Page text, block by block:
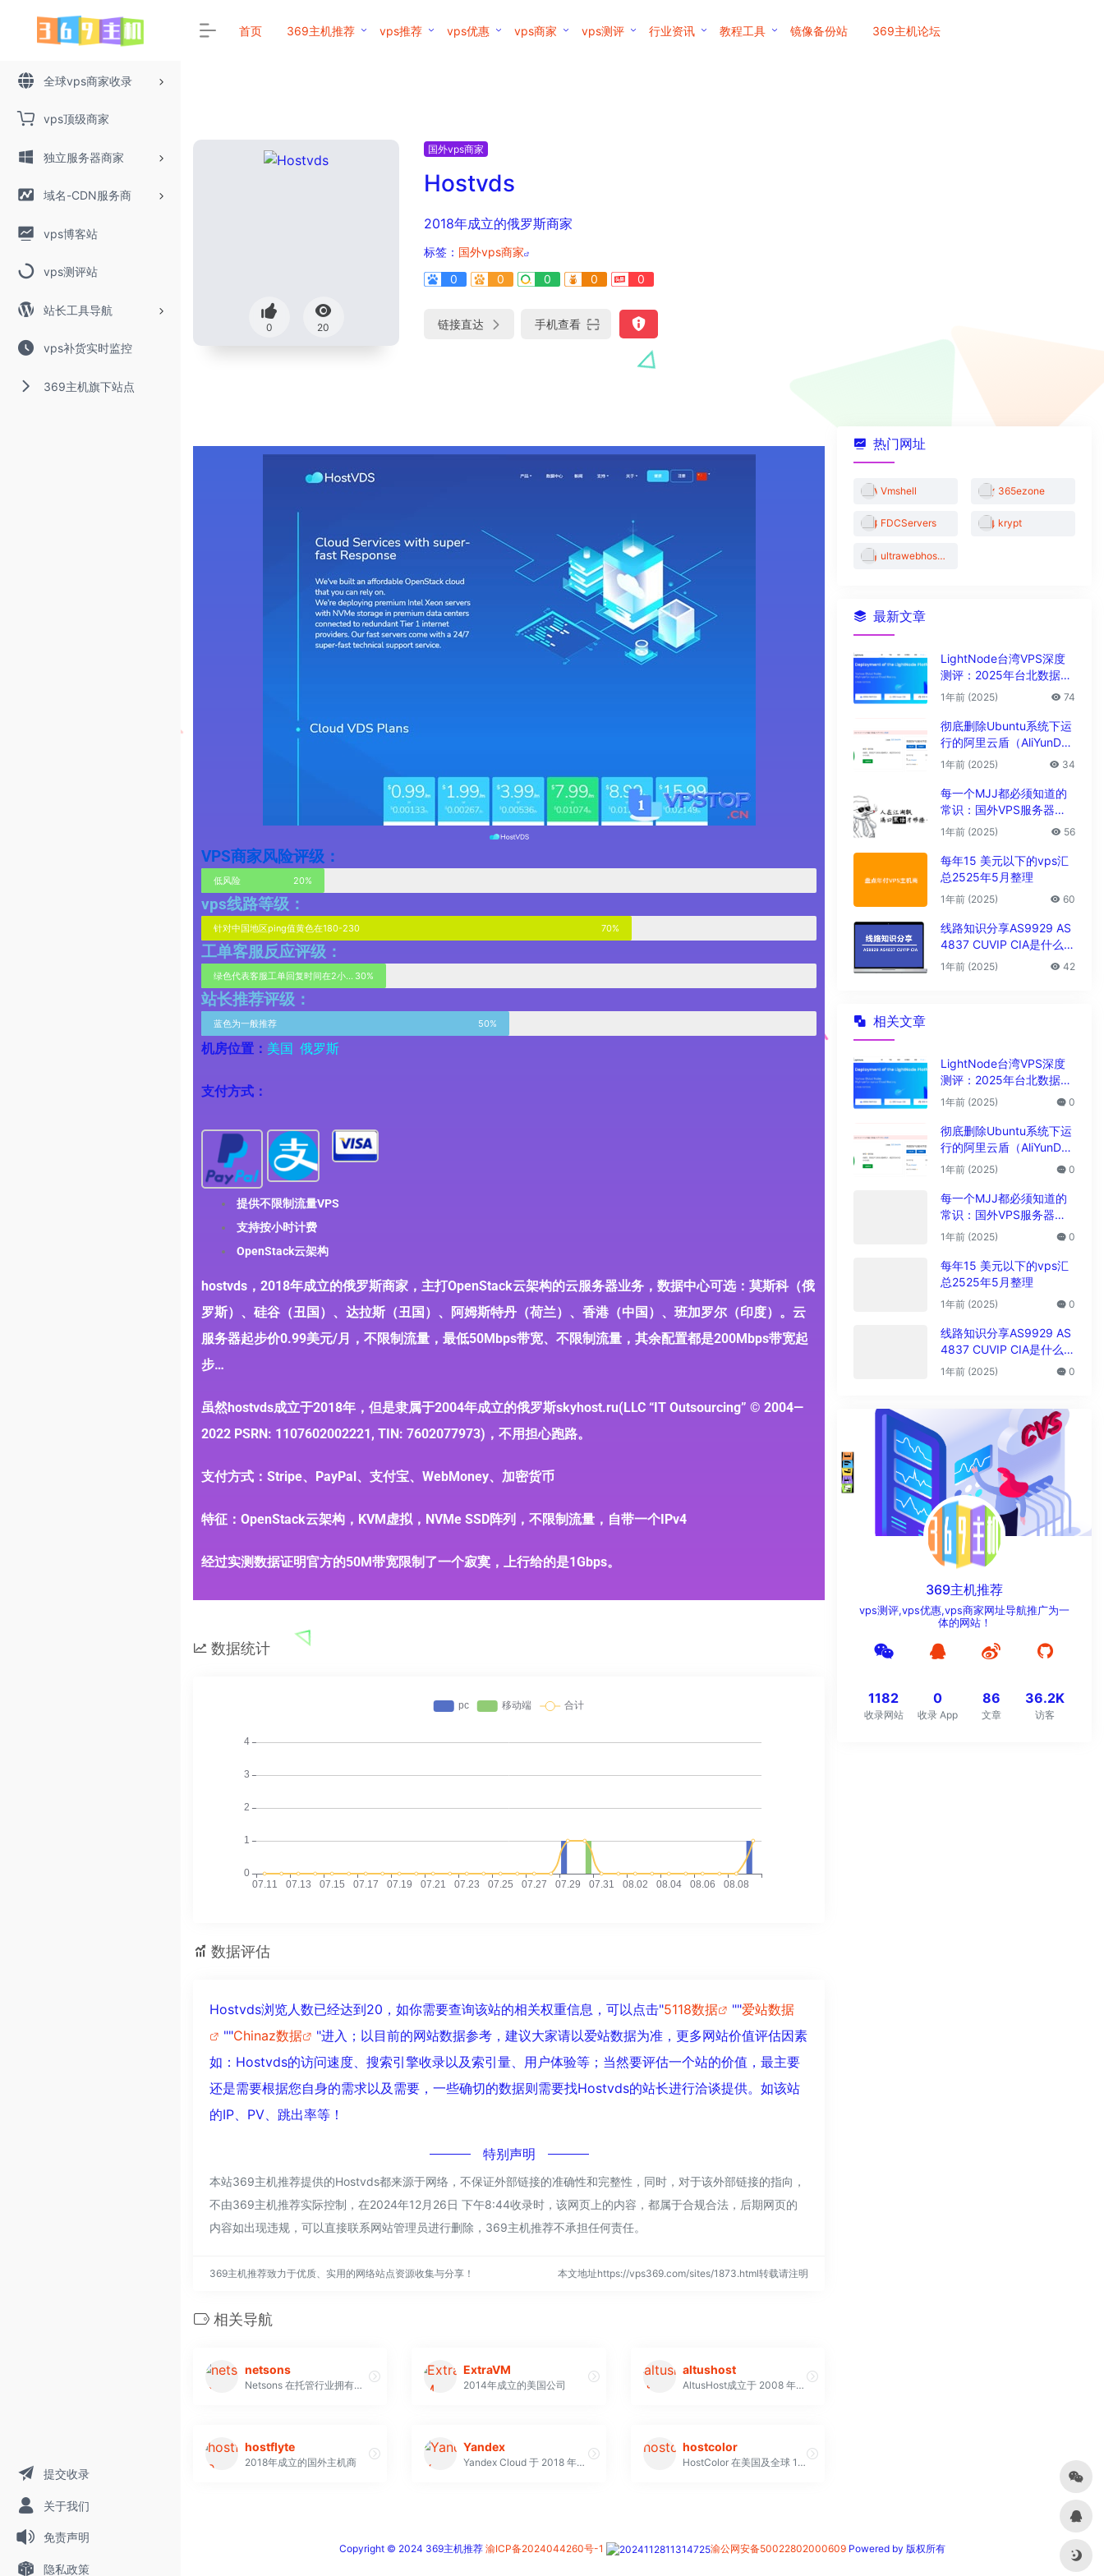
全球vps商家收录
vps顶级商家
独立服务器商家
域名-CDN服务商
vps博客站
vps测评站
站长工具导航
vps补货实时监控
369主机旗下站点
提交收录
关于我们
免责声明
隐私政策
首页 369主机推荐 vps推荐 vps优惠 vps商家 vps测评 行业资讯 教程工具 镜像备份站 369主机论坛
0 20
国外vps商家
Hostvds
2018年成立的俄罗斯商家
标签： 国外vps商家
0
0 0 0 0
链接直达 手机查看
VPS商家风险评级：
低风险 20%
vps线路等级：
针对中国地区ping值黄色在180-230 70%
工单客服反应评级：
绿色代表客服工单回复时间在2小时内 30%
站长推荐评级：
蓝色为一般推荐 50%
机房位置： 美国 俄罗斯
支付方式：
提供不限制流量VPS
支持按小时计费
OpenStack云架构
hostvds，2018年成立的俄罗斯商家，主打OpenStack云架构的云服务器业务，数据中心可选：莫斯科（俄
罗斯）、硅谷（丑国）、达拉斯（丑国）、阿姆斯特丹（荷兰）、香港（中国）、班加罗尔（印度）。云
服务器起步价0.99美元/月，不限制流量，最低50Mbps带宽、不限制流量，其余配置都是200Mbps带宽起
步…
虽然hostvds成立于2018年，但是隶属于2004年成立的俄罗斯skyhost.ru(LLC “IT Outsourcing” © 2004—
2022 PSRN: 1107602002221, TIN: 7602077973)，不用担心跑路。
支付方式：Stripe、PayPal、支付宝、WebMoney、加密货币
特征：OpenStack云架构，KVM虚拟，NVMe SSD阵列，不限制流量，自带一个IPv4
经过实测数据证明官方的50M带宽限制了一个寂寞，上行给的是1Gbps。
数据统计
数据评估
Hostvds浏览人数已经达到20，如你需要查询该站的相关权重信息，可以点击"5118数据 ""爱站数据
""Chinaz数据
"进入；以目前的网站数据参考，建议大家请以爱站数据为准，更多网站价值评估因素
如：Hostvds的访问速度、搜索引擎收录以及索引量、用户体验等；当然要评估一个站的价值，最主要
还是需要根据您自身的需求以及需要，一些确切的数据则需要找Hostvds的站长进行洽谈提供。如该站
的IP、PV、跳出率等！
特别声明
本站369主机推荐提供的Hostvds都来源于网络，不保证外部链接的准确性和完整性，同时，对于该外部链接的指向，
不由369主机推荐实际控制，在2024年12月26日 下午8:44收录时，该网页上的内容，都属于合规合法，后期网页的
内容如出现违规，可以直接联系网站管理员进行删除，369主机推荐不承担任何责任。
369主机推荐致力于优质、实用的网络站点资源收集与分享！ 本文地址https://vps369.com/sites/1873.html转载请注明
相关导航
netsons
Netsons 在托管行业拥有超过 13 年的经验，是一家托管服务提供商，目前为意大利和欧洲超过 150,000 名个人和公司客户提供网站托管服务 他们是一家无风险的公司，因为他们提供标准的30 天退款政策，这可以保证客户不会损失金钱
ExtraVM
2014年成立的美国公司
altushost
AltusHost成立于 2008 年，是一家提供欧洲市场专业网络服务的网络托管服务提供商 与市场上的类似配置相比，其产品的价格可能略高。AltusHost 接受多种付款方式，包括流行的信用卡/借记卡/预付卡、PayPal、电汇和比特币。 他们是一家无风险的公司，因为客户可以在购买后的45 天内申请退款。这超过了市场上大多数托管服务提供商提供的标准 30 天退款保证
hostflyte
2018年成立的国外主机商
Yandex
Yandex Cloud 于 2018 年首次推出。如今，超过 29,000 名客户使用该公共云平台的服务。俄罗斯 RBC 500 强企业中有 100 多家使用独特的 Yandex Cloud 技术来创建和改进其数字服务
hostcolor
HostColor 在美国及全球 100 多个数据中心提供专用云托管和边缘基础设施。我们提供定制化的边缘物理服务器和专用云服务器，带宽无限，最高可达连接端口的物理容量，并提供全天候技术支持。享受实时数据处理和内容交付，无需支付 IOPS、DNS 查询、DNS 区域、互联网流量区域或基础设施支持费用。您只需支付固定月费，即可获得高级边缘裸机服务器或云服务器托管服务
热门网址
Vmshell 365ezone
FDCServers krypt
ultrawebhosting
最新文章
LightNode台湾VPS深度
测评：2025年台北数据中
心vps性能与解锁能力全解
1年前 (2025) 74
彻底删除Ubuntu系统下运
行的阿里云盾（AliYunDu
n/Aegis）
1年前 (2025) 34
每一个MJJ都必须知道的
常识：国外VPS服务器圈
子黑话大全
1年前 (2025) 56
每年15 美元以下的vps汇
总2525年5月整理
1年前 (2025) 60
线路知识分享AS9929 AS
4837 CUVIP CIA是什么线
路?
1年前 (2025) 42
相关文章
LightNode台湾VPS深度
测评：2025年台北数据中
心vps性能与解锁能力全解
1年前 (2025) 0
彻底删除Ubuntu系统下运
行的阿里云盾（AliYunDu
n/Aegis）
1年前 (2025) 0
每一个MJJ都必须知道的
常识：国外VPS服务器圈
子黑话大全
1年前 (2025) 0
每年15 美元以下的vps汇
总2525年5月整理
1年前 (2025) 0
线路知识分享AS9929 AS
4837 CUVIP CIA是什么线
路?
1年前 (2025) 0
369主机推荐
vps测评,vps优惠,vps商家网址导航推广为一
体的网站！
1182
收录网站
0
收录 App
86
文章
36.2K
访客
Copyright © 2024 369主机推荐 渝ICP备2024044260号-1 渝公网安备50022802000609 Powered by 版权所有